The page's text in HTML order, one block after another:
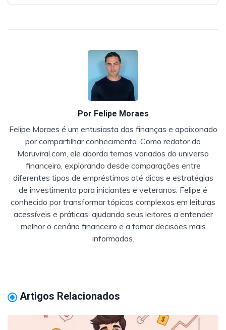
Por Felipe Moraes
Felipe Moraes é um entusiasta das finanças e apaixonado
por compartilhar conhecimento. Como redator do
Moruviral.com, ele aborda temas variados do universo
financeiro, explorando desde comparações entre
diferentes tipos de empréstimos até dicas e estratégias
de investimento para iniciantes e veteranos. Felipe é
conhecido por transformar tópicos complexos em leituras
acessíveis e práticas, ajudando seus leitores a entender
melhor o cenário financeiro e a tomar decisões mais
informadas.
Artigos Relacionados